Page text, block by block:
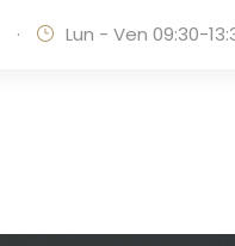
· Lun - Ven 09:30-